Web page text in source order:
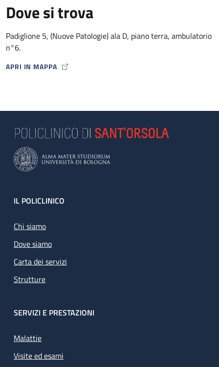
Dove si trova
Padiglione 5, (Nuove Patologie) ala D, piano terra, ambulatorio
n°6.
APRI IN MAPPA
MAP ICON
Footer
IL POLICLINICO
Chi siamo
Dove siamo
Carta dei servizi
Strutture
SERVIZI E PRESTAZIONI
Malattie
Visite ed esami